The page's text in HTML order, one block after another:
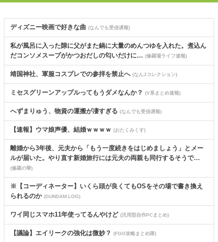
ディズニー映画で好きな曲 (なんでも受信遅報)
私が風呂に入った隙に父がまた鍋に大量のめんつゆを入れた。煮込ん
だコンソメスープがかつおだしの匂いだけに… (修羅場ライフ速報)
靖国神社、軍服コスプレでの参拝を禁止へ (なんJコレクション)
ミセスグリーンアップルってもうダメなんか？ (V系まとめ速報)
へずまりゅう、物資の運搬が凄すぎる (なんでも受信遅報)
【速報】ウマ娘声優、結婚ｗｗｗｗ (おたくみくす)
離婚から3年後、元夫から「もう一度続きをはじめましょう」とメー
ルが届いた。やり直す新婚旅行には元夫の両親も同行するそうで…
(修羅の華)
※【コーディネーター】いくら頭が良くてもOSをその場で書き換え
られるのか (GUNDAM.LOG)
ワイ同じスマホ11年使ってるんやけど (汎用型自作PCまとめ)
【議論】エイリークの強化は微妙？ (FGO攻略まとめ隊)